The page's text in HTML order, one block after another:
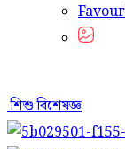
শিশু বিশেষজ্ঞ